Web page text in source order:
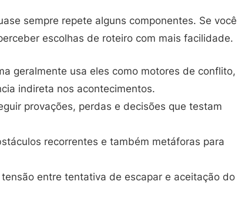
sempre repete alguns componentes. Se você
escolhas de roteiro com mais facilidade.
geralmente usa eles como motores de conflito,
indireta nos acontecimentos.
provações, perdas e decisões que testam
recorrentes e também metáforas para
entre tentativa de escapar e aceitação do